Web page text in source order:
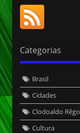
Categorias
Brasil
Cidades
Clodoaldo Rêgo
Cultura